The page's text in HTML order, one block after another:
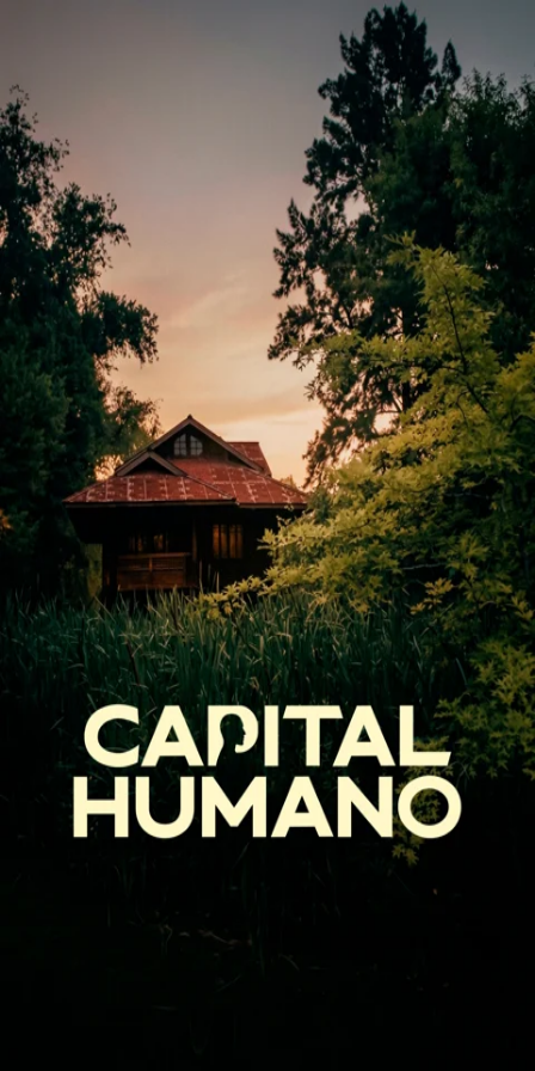
Descargar
Sin anuncios. Sin límites.
Suscríbete ahora
Iniciar Sesión
AyudaTérminosPrivacidad Idioma
Gastón Frias
Series
Capital Humano